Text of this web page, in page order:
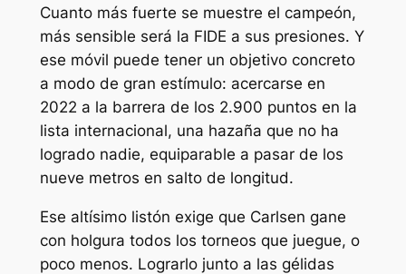
Cuanto más fuerte se muestre el campeón,
más sensible será la FIDE a sus presiones. Y
ese móvil puede tener un objetivo concreto
a modo de gran estímulo: acercarse en
2022 a la barrera de los 2.900 puntos en la
lista internacional, una hazaña que no ha
logrado nadie, equiparable a pasar de los
nueve metros en salto de longitud.
Ese altísimo listón exige que Carlsen gane
con holgura todos los torneos que juegue, o
poco menos. Lograrlo junto a las gélidas